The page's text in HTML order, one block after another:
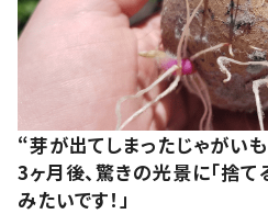
“芽が出てしまったじゃが
3ヶ月後、驚きの光景に「捨て
みたいです！」